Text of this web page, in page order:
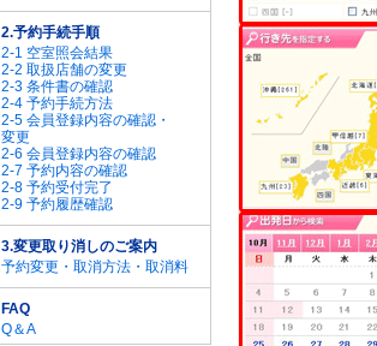
2.予約手続手順
2-1 空室照会結果
2-2 取扱店舗の変更
2-3 条件書の確認
2-4 予約手続方法
2-5 会員登録内容の確認・
変更
2-6 会員登録内容の確認
2-7 予約内容の確認
2-8 予約受付完了
2-9 予約履歴確認
3.変更取り消しのご案内
予約変更・取消方法・取消料
FAQ
Q＆A